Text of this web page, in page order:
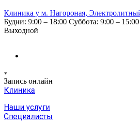
Клиника у м. Нагороная,
Будни: 9:00 – 18:00 Суббота: 9:00 – 15:00
Выходной
Запись онлайн
Клиника
Наши услуги
Специалисты